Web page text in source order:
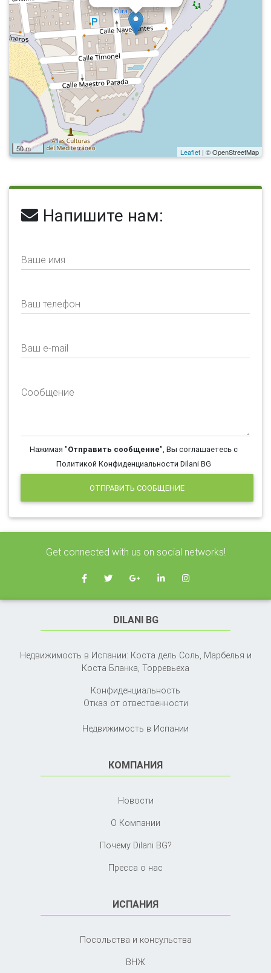
50 m Leaflet | © OpenStreetMap
Напишите нам:
Ваше имя
Ваш телефон
Ваш e-mail
Сообщение
Нажимая "Отправить сообщение", Вы соглашаетесь с
Политикой Конфиденциальности Dilani BG
ОТПРАВИТЬ СООБЩЕНИЕ
Get connected with us on social networks!
DILANI BG
Недвижимость в Испании: Коста дель Соль, Марбелья и
Коста Бланка, Торревьеха
Конфиденциальность
Отказ от отвественности
Недвижимость в Испании
КОМПАНИЯ
Новости
О Компании
Почему Dilani BG?
Пресса о нас
ИСПАНИЯ
Посольства и консульства
ВНЖ